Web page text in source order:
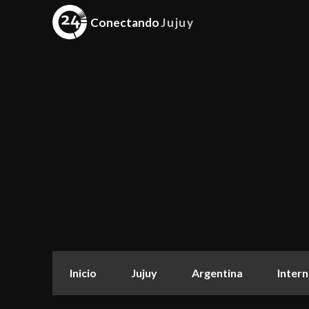
ConectandoJujuy
Inicio Jujuy Argentina